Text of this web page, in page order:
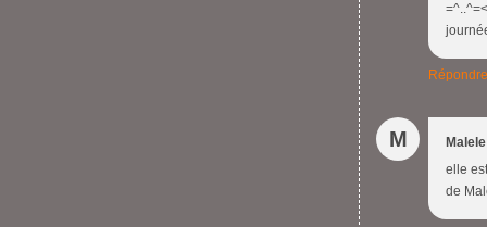
Répondre
M
Malele
elle
de